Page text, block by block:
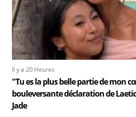
Il y a 20 Heures
"Tu es la plus belle partie de mon
bouleversante déclaration de
Jade